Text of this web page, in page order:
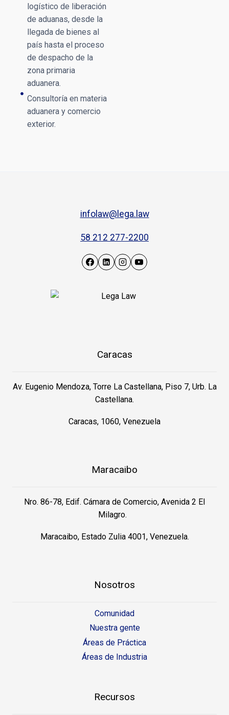
logístico de liberación
de aduanas, desde la
llegada de bienes al
país hasta el proceso
de despacho de la
zona primaria
aduanera.
Consultoría en materia
aduanera y comercio
exterior.
infolaw@lega.law
58 212 277-2200
Caracas
Av. Eugenio Mendoza, Torre La Castellana, Piso 7, Urb. La
Castellana.
Caracas, 1060, Venezuela
Maracaibo
Nro. 86-78, Edif. Cámara de Comercio, Avenida 2 El
Milagro.
Maracaibo, Estado Zulia 4001, Venezuela.
Nosotros
Comunidad
Nuestra gente
Áreas de Práctica
Áreas de Industria
Recursos